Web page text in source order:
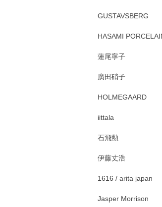
GUSTAVSBERG
HASAMI
蓮尾寧子
廣田硝子
HOLMEGAARD
iittala
石飛勲
伊藤丈浩
1616 / arita japan
Jasper Morrison